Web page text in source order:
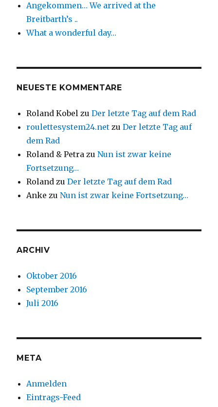
Angekommen… We arrived at the
Breitbarth’s ..
What a wonderful day…
NEUESTE KOMMENTARE
Roland Kobel zuDer letzte Tag auf dem Rad
roulettesystem24.net zuDer letzte Tag auf
dem Rad
Roland & Petra zuNun ist zwar keine
Fortsetzung…
Roland zuDer letzte Tag auf dem Rad
Anke zuNun ist zwar keine Fortsetzung…
ARCHIV
Oktober 2016
September 2016
Juli 2016
META
Anmelden
Eintrags-Feed